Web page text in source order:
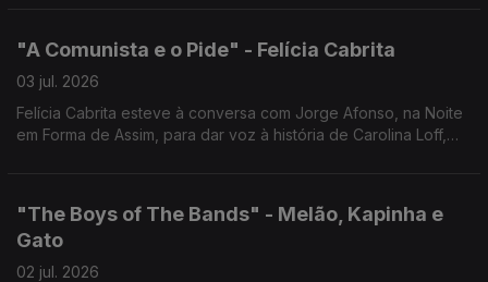
"A Comunista e o Pide" - Felícia Cabrita
03 jul. 2026
Felícia Cabrita esteve à conversa com Jorge Afonso, na Noite
em Forma de Assim, para dar voz à história de Carolina Loff,
"The Boys of The Bands" - Melão, Kapinha e
Gato
02 jul. 2026